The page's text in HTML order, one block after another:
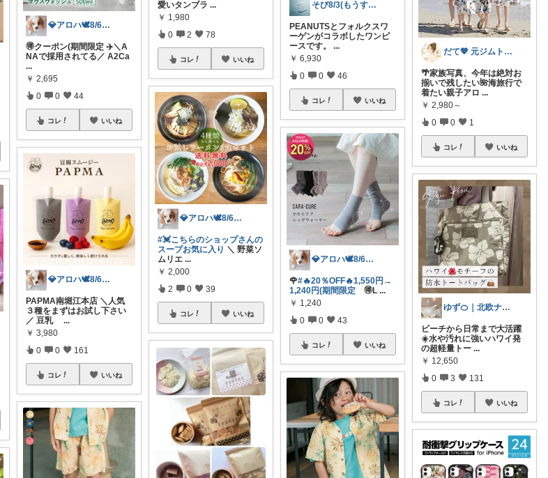
💎アロハ🕊️8/6ありがと✨無添加
🉐クーポン(期間限定 ✈️＼A
NAで採用されてる／ A2Ca
...
￥ 2,695
0 0 44
コレ いいね
💎アロハ🕊️8/6ありがと✨無添加
PAPMA南堀江本店 ＼人気
３種をまずはお試し下さい
／ 豆乳
...
￥ 3,980
0 0 161
コレ いいね
愛いタンブラ ...
￥ 1,980
0 2 78
コレ いいね
💎アロハ🕊️8/6ありがと✨無添加
#💓こちらのショップさんの
スープお気に入り ＼ 野菜ソ
ムリエ ...
￥ 2,000
2 0 39
コレ いいね
そび8/3(もうすぐ暑いマラソン開幕
PEANUTSとフォルクスワ
ーゲンがコラボしたワンピ
ースです。
...
￥ 6,930
0 0 46
コレ いいね
💎アロハ🕊️8/6ありがと✨無添加
🌹#🔥20％OFF🔥1,550円→
1,240円(期間限定 🉐L ...
￥ 1,240
0 0 43
コレ いいね
だて💖 元ジムトレーナーママ子育て美容
🌴家族写真、今年は絶対お
揃いで残したい🌺海旅行で
着たい親子アロ ...
￥ 2,980～
0 0 1
コレ いいね
ゆず🍊｜北欧ナチュラルインテリア
ビーチから日常まで大活躍
☀️水や汚れに強いハワイ発
の超軽量トー ...
￥ 12,650
0 3 131
コレ いいね